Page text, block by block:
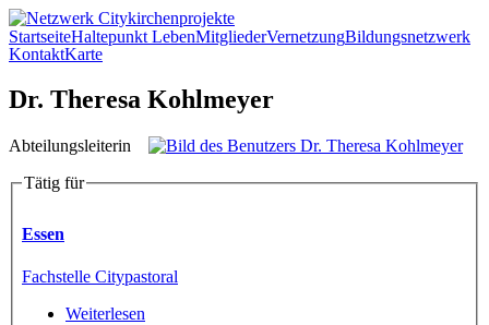
Direkt zum Inhalt
Netzwerk
Citykirchenprojekte
StartseiteHaltepunkt LebenMitgliederVernetzungBildungsnetzwerk
KontaktKarte
Dr. Theresa Kohlmeyer
Abteilungsleiterin
Tätig für
Essen
Fachstelle Citypastoral
Weiterlesen